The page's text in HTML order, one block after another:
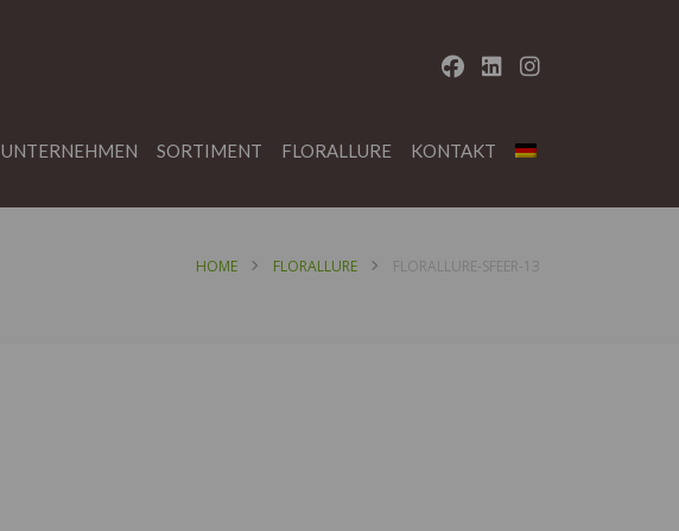
UNTERNEHMEN SORTIMENT FLORALLURE KONTAKT
HOME FLORALLURE FLORALLURE-SFEER-13